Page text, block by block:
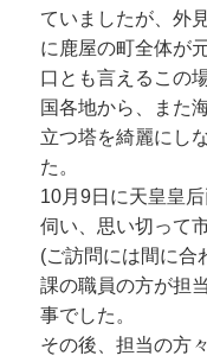
ていましたが、外
に鹿屋の町全体が
口とも言えるこの
国各地から、また
立つ塔を綺麗にし
た。
10月9日に天皇皇
伺い、思い切って
(ご訪問には間に合
課の職員の方が担
事でした。
その後、担当の方